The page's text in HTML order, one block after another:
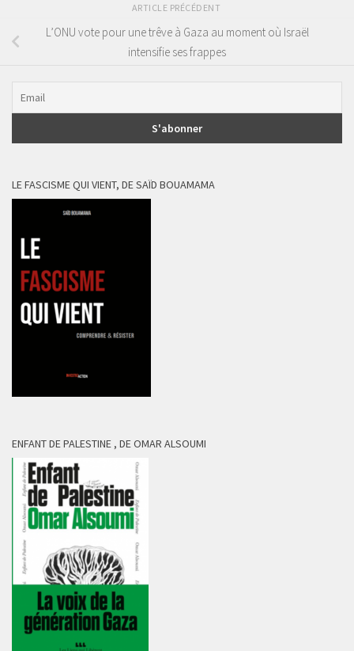
ARTICLE PRÉCÉDENT
L’ONU vote pour une trêve à Gaza au moment où Israël
intensifie ses frappes
LE FASCISME QUI VIENT, DE SAÏD BOUAMAMA
ENFANT DE PALESTINE , DE OMAR ALSOUMI